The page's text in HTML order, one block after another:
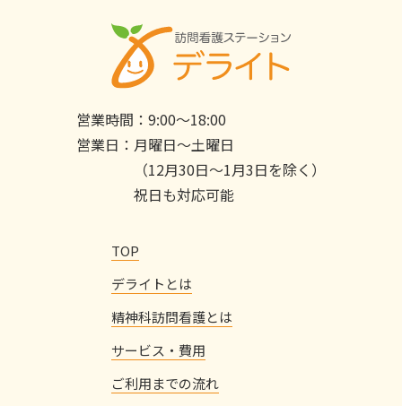
営業時間： 9:00〜18:00
営業日： 月曜日〜土曜日
（12月30日〜1月3日を除く）
祝日も対応可能
TOP
デライトとは
精神科訪問看護とは
サービス・費用
ご利用までの流れ